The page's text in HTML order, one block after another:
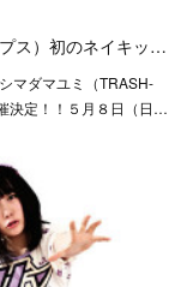
ス）初のネイキッ…
マダマユミ（TRASH-
決定！！５月８日（日…